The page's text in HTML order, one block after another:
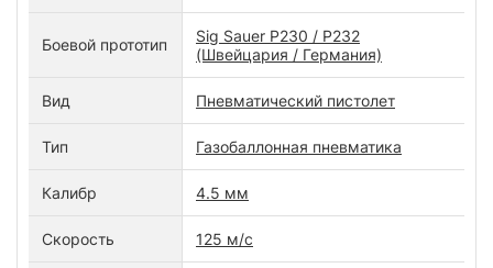
Боевой прототип
Sig Sauer P230 / P232
(Швейцария / Германия)
Вид Пневматический пистолет
Тип Газобаллонная пневматика
Калибр 4.5 мм
Скорость 125 м/с